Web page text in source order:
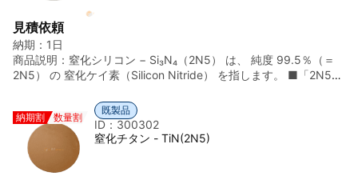
価をいただいております。高い信頼性、安定品質、そして用途に
応じた柔軟なカスタマイズ性により、次世代デバイス開発や既存
製品の性能向上に貢献いたします。
見積依頼
納期： 1日
商品説明： 窒化シリコン − Si₃N₄（2N5） は、 純度 99.5％（＝
2N5） の 窒化ケイ素（Silicon Nitride） を指します。 ■「2N5」
例：Si₃N₄ ≥ 99.5% ■ 窒化シリコン（Si₃N₄）とは ・化学式：
Si₃N₄ ・英語名：Silicon Nitride ・分類：非酸化物系セラミッ
クス ・外観：灰白色粉末、焼結体（板・ボール・ベアリングな
ど） ■ 結晶構造 ・α-Si₃N₄：微粒・焼結性良好 ・β-Si₃N₄：
柱状結晶・高靱性 ※ 構造用セラミックスでは β相主体 が一般的
納期割 数量割
既製品
ID：300302
窒化チタン - TiN(2N5)